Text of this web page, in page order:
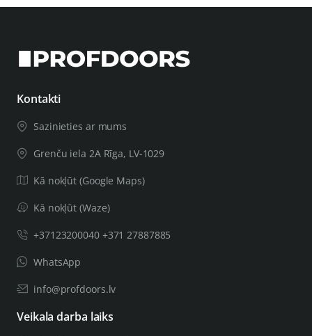
Kontakti
Sazinieties ar mums
Grenču iela 2A Rīga, LV-1029
Kā nokļūt (Google Maps)
Kā nokļūt (Waze)
+37123200040 +371 27887885
WhatsApp
info@profdoors.lv
Veikala darba laiks